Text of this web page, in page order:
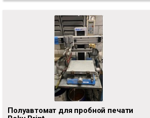
Полуавтомат для пробной печати